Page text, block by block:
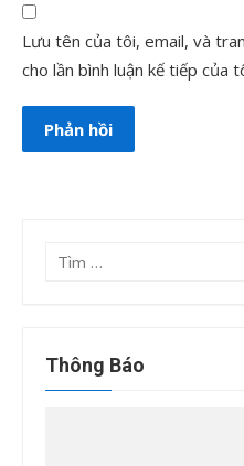
Lưu tên của tôi, email, và
cho lần bình luận kế tiếp của
Tìm
Thông Báo